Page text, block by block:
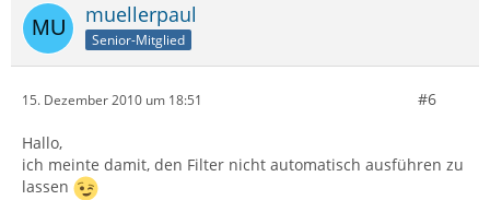
muellerpaul
Senior-Mitglied
15. Dezember 2010 um 18:51 #6
Hallo,
ich meinte damit, den Filter nicht automatisch ausführen zu
lassen